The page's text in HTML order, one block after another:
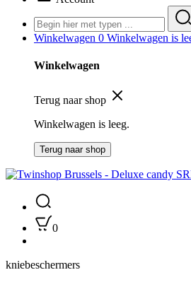
Winkelwagen 0 Winkelwagen is
Winkelwagen
Terug naar shop
Winkelwagen is leeg.
Terug naar shop
0
kniebeschermers